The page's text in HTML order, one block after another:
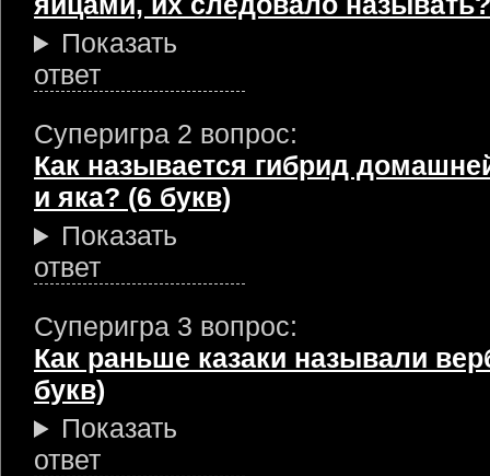
Показать
ответ
Суперигра 2 вопрос:
Как называется гибрид
и яка? (6 букв)
Показать
ответ
Суперигра 3 вопрос:
Как раньше казаки называли
букв)
Показать
ответ